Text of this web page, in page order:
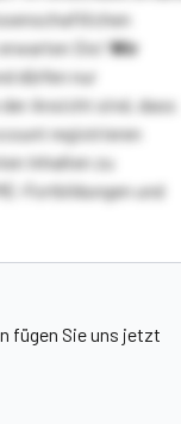
Sie!Wir
dürfen nur
Ansicht sind, dass
registrieren
Inhalten zu
Fortbildungen und
fügen Sie uns jetzt